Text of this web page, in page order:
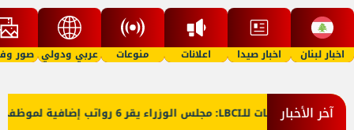
اخبار لبنان اخبار صيدا اعلانات منوعات عربي ودولي صور
آخر الأخبار
معلومات للـLBCI: مجلس الوزراء يقر 6 رواتب إضافية لموظفي القطاع العام وصرف الفروقات بأثر رجعي منذ آذار